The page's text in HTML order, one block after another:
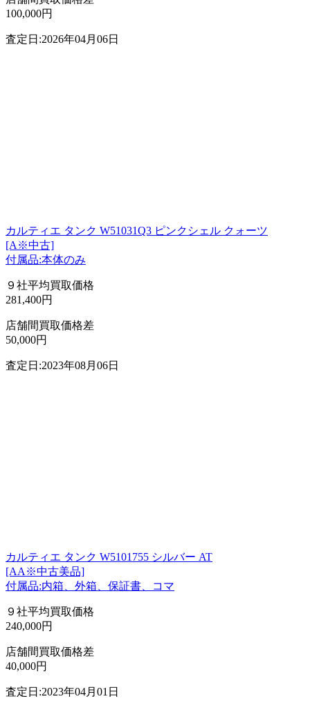
100,000円
査定日:2026年04月06日
カルティエ タンク W51031Q3 ピンクシェル クォーツ
[A※中古]
付属品:本体のみ
９社平均買取価格
281,400円
店舗間買取価格差
50,000円
査定日:2023年08月06日
カルティエ タンク W5101755 シルバー AT
[AA※中古美品]
付属品:内箱、外箱、保証書、コマ
９社平均買取価格
240,000円
店舗間買取価格差
40,000円
査定日:2023年04月01日